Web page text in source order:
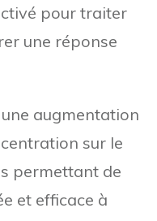
pour traiter
une réponse
augmentation
sur le
permettant de
et efficace à